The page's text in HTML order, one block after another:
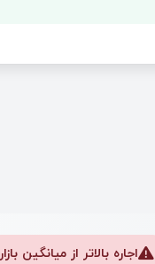
⚠️اجاره بالاتر از میانگین بازار